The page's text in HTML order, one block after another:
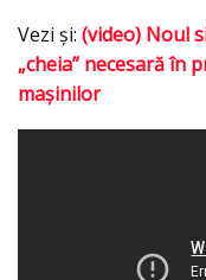
Vezi şi: (video) Noul
„cheia” necesară în
maşinilor